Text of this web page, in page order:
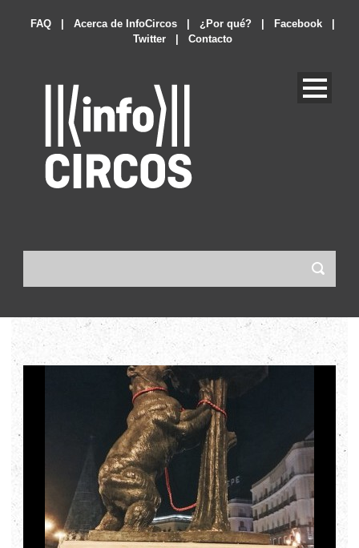
FAQ Acerca de InfoCircos ¿Por qué? Facebook
Twitter
Contacto